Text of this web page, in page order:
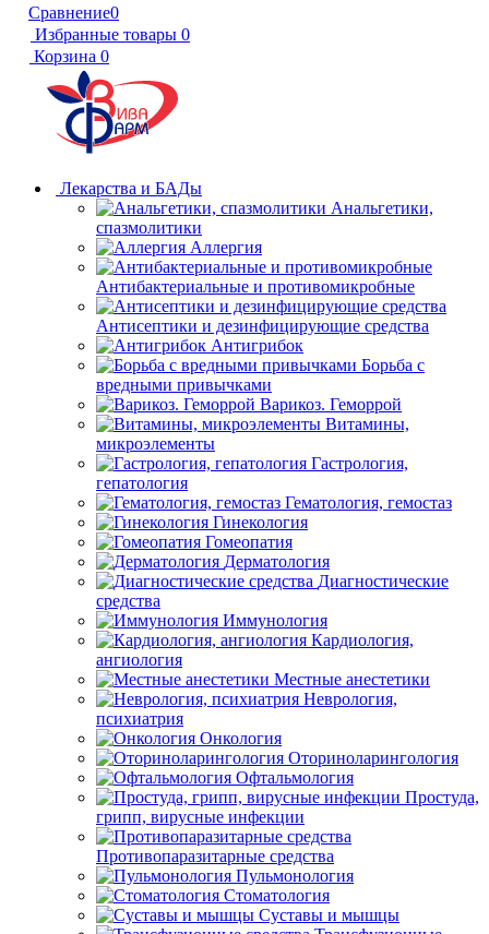
Сравнение0
Избранные товары 0
Корзина 0
Лекарства и БАДы
Анальгетики,
спазмолитики
Аллергия
Антибактериальные и противомикробные
Антисептики и дезинфицирующие средства
Антигрибок
Борьба с
вредными привычками
Варикоз. Геморрой
Витамины,
микроэлементы
Гастрология,
гепатология
Гематология, гемостаз
Гинекология
Гомеопатия
Дерматология
Диагностические
средства
Иммунология
Кардиология,
ангиология
Местные анестетики
Неврология,
психиатрия
Онкология
Оториноларингология
Офтальмология
Простуда,
грипп, вирусные инфекции
Противопаразитарные средства
Пульмонология
Стоматология
Суставы и мышцы